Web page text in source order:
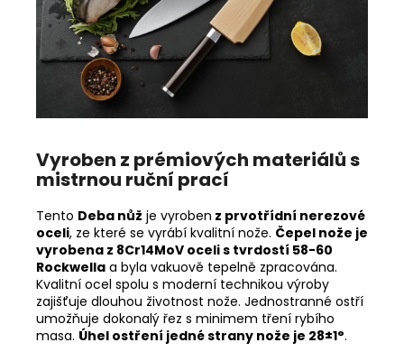
Vyroben z prémiových materiálů s
mistrnou ruční prací
Tento Deba nůž je vyroben z prvotřídní nerezové
oceli, ze které se vyrábí kvalitní nože. Čepel nože je
vyrobena z 8Cr14MoV oceli s tvrdostí 58-60
Rockwella a byla vakuově tepelně zpracována.
Kvalitní ocel spolu s moderní technikou výroby
zajišťuje dlouhou životnost nože. Jednostranné ostří
umožňuje dokonalý řez s minimem tření rybího
masa. Úhel ostření jedné strany nože je 28±1°.